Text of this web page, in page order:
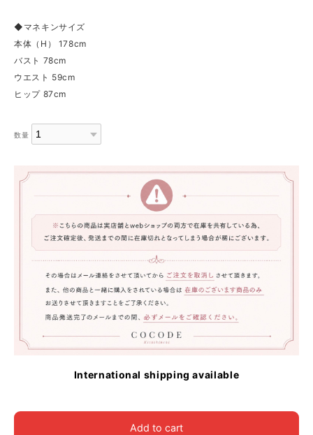
◆マネキンサイズ
本体（H） 178cm
バスト 78cm
ウエスト 59cm
ヒップ 87cm
数量
International shipping available
Add to cart